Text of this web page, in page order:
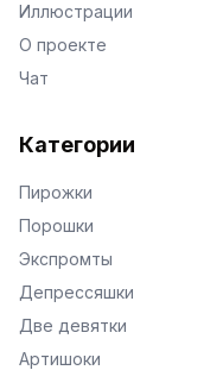
Иллюстрации
О проекте
Чат
Категории
Пирожки
Порошки
Экспромты
Депрессяшки
Две девятки
Артишоки